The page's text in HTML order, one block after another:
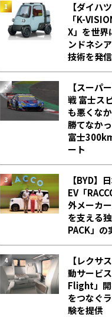
【ダイハ
「K-
X」を世
ンドネシ
技術を発信
【スーパ
戦 富士ス
も悪くな
勝てなかっ
富士
ート
【BYD】
EV「
外メーカ
を支える
PACK」の
【レクサ
動サービ
Flight」
をつなぐ
験を提供